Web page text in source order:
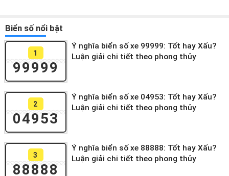
Biển số nổi bật
1
99999
Ý nghĩa biển số xe 99999: Tốt hay Xấu?
Luận giải chi tiết theo phong thủy
2
04953
Ý nghĩa biển số xe 04953: Tốt hay Xấu?
Luận giải chi tiết theo phong thủy
3
88888
Ý nghĩa biển số xe 88888: Tốt hay Xấu?
Luận giải chi tiết theo phong thủy